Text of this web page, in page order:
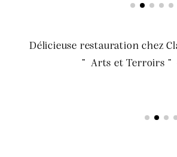
Délicieuse restauration chez
” Arts et Terroirs ”